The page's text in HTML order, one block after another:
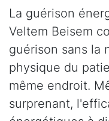
La guérison
Veltem Beisem
guérison sans la
physique du
même endroit.
surprenant,